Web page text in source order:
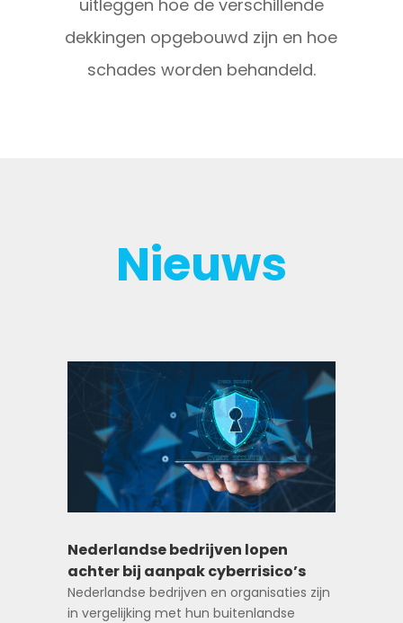
uitleggen hoe de verschillende
dekkingen opgebouwd zijn en hoe
schades worden behandeld.
Nieuws
Nederlandse bedrijven lopen
achter bij aanpak cyberrisico’s
Nederlandse bedrijven en organisaties zijn
in vergelijking met hun buitenlandse